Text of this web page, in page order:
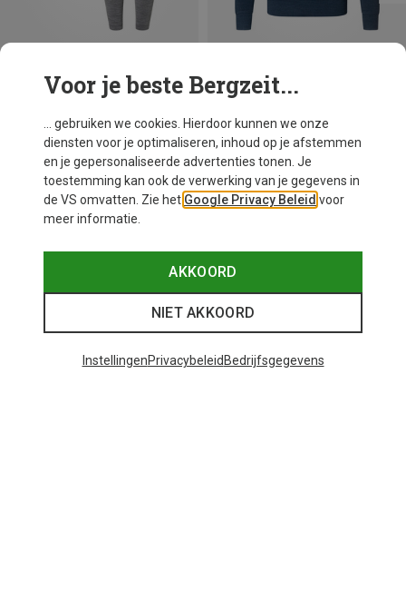
Je bespaart 29% Je bespaart 39%
Voor je beste Bergzeit...
... gebruiken we cookies. Hierdoor kunnen we onze
diensten voor je optimaliseren, inhoud op je afstemmen
en je gepersonaliseerde advertenties tonen. Je
toestemming kan ook de verwerking van je gegevens in
de VS omvatten. Zie het Google Privacy Beleid voor
meer informatie.
AKKOORD
NIET AKKOORD
InstellingenPrivacybeleid Bedrijfsgegevens